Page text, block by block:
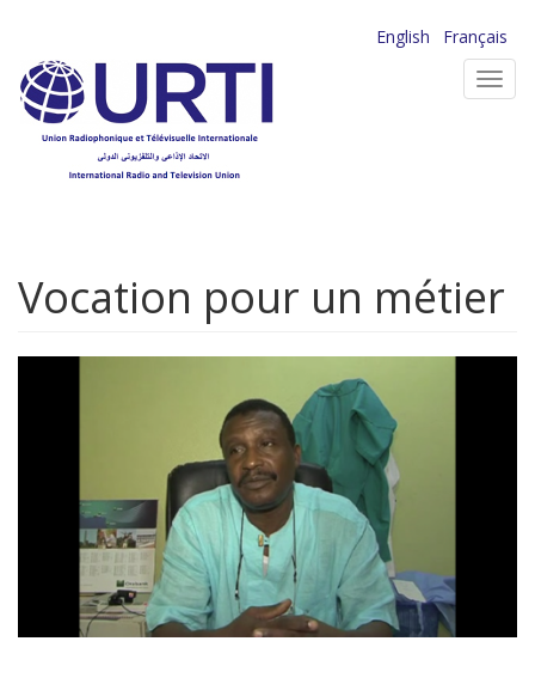
contenu
principal
English
Français
Vocation pour un métier